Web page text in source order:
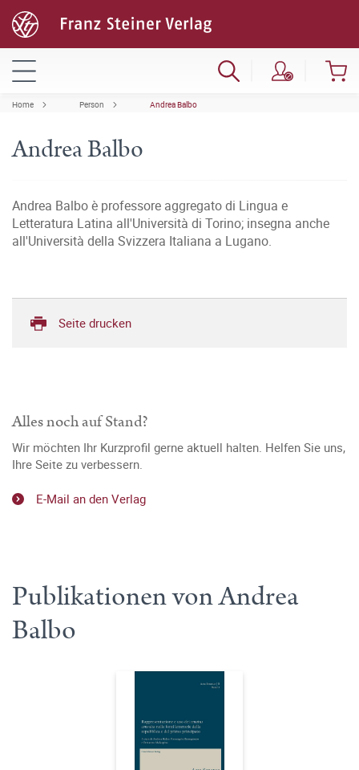
Home Person Andrea Balbo
Andrea Balbo
Andrea Balbo è professore aggregato di Lingua e
Letteratura Latina all'Università di Torino; insegna anche
all'Università della Svizzera Italiana a Lugano.
Seite drucken
Alles noch auf Stand?
Wir möchten Ihr Kurzprofil gerne aktuell halten. Helfen Sie uns,
Ihre Seite zu verbessern.
E-Mail an den Verlag
Publikationen von Andrea
Balbo